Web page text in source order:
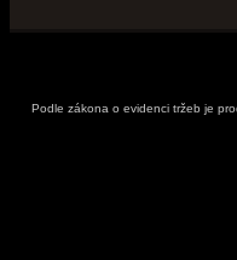
Podle zákona o evidenci tržeb je